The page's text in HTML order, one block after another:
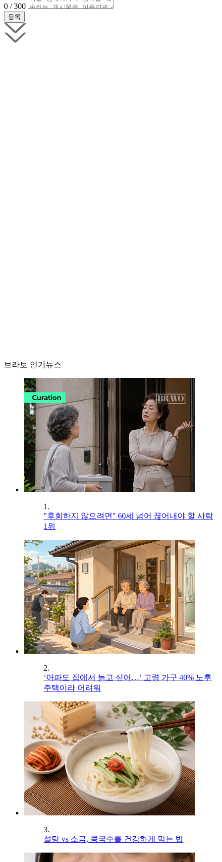
0 / 300
브라보 인기뉴스
1.
"후회하지 않으려면" 60세 넘어 끊어내야 할 사람
1위
2.
‘아파도 집에서 늙고 싶어…’ 고령 가구 40% 노후
주택이라 어려워
3.
설탕 vs 소금, 콩국수를 건강하게 먹는 법